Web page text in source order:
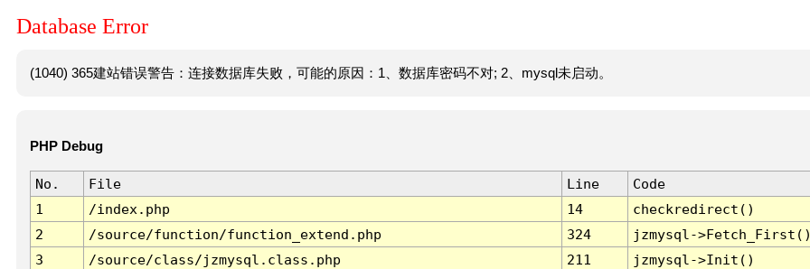
Database Error
(1040) 365建站错误警告：连接数据库失败，可能的原因：1、数据库密码不对; 2、mysql未启动。
PHP Debug
No. File Line
Code
1
/index.php 14
checkredirect()
2
/source/function/function_extend.php 324
jzmysql-
3
/source/class/jzmysql.class.php 211
jzmysql->Init()